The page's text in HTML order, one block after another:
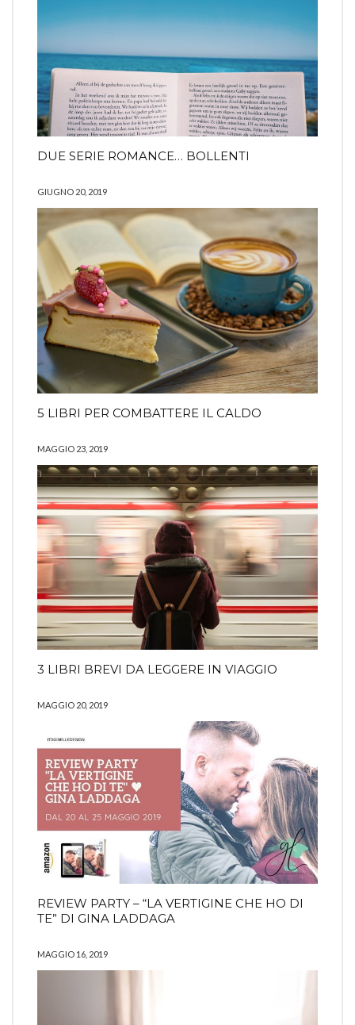
DUE SERIE ROMANCE… BOLLENTI
GIUGNO 20, 2019
5 LIBRI PER COMBATTERE IL CALDO
MAGGIO 23, 2019
3 LIBRI BREVI DA LEGGERE IN VIAGGIO
MAGGIO 20, 2019
REVIEW PARTY – “LA VERTIGINE CHE HO DI
TE” DI GINA LADDAGA
MAGGIO 16, 2019